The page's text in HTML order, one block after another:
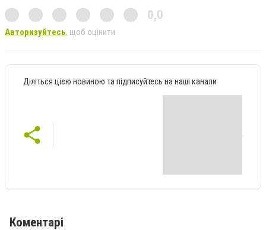
0,0
Авторизуйтесь, щоб оцінити
Діліться цією новиною та підписуйтесь на наші канали
Коментарі